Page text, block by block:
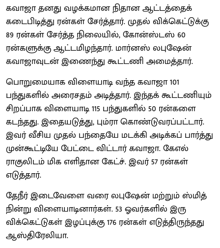
கவாஜா தனது வழக்கமான நிதான ஆட்டத்தைக்
கடைபிடித்து ரன்கள் சேர்த்தார். முதல் விக்கெட்டுக்கு
89 ரன்கள் சேர்த்த நிலையில், கோன்ஸ்டஸ் 60
ரன்களுக்கு ஆட்டமிழந்தார். மார்னஸ் லபுஷேன்
கவாஜாவுடன் இணைந்து கூட்டணி அமைத்தார்.
பொறுமையாக விளையாடி வந்த கவாஜா 101
பந்துகளில் அரைசதம் அடித்தார். இந்தக் கூட்டணியும்
சிறப்பாக விளையாடி 115 பந்துகளில் 50 ரன்களை
கடந்தது. இதையடுத்து, பும்ரா கொண்டுவரப்பட்டார்.
இவர் வீசிய முதல் பந்தையே மடக்கி அடிக்கப் பார்த்து
முன்கூட்டியே பேட்டை விட்டார் கவாஜா. கேஎல்
ராகுலிடம் மிக எளிதான கேட்ச். இவர் 57 ரன்கள்
எடுத்தார்.
தேநீர் இடைவேளை வரை லபுஷேன் மற்றும் ஸ்மித்
நின்று விளையாடினார்கள். 53 ஓவர்களில் இரு
விக்கெட்டுகள் இழப்புக்கு 176 ரன்கள் எடுத்திருந்தது
ஆஸ்திரேலியா.